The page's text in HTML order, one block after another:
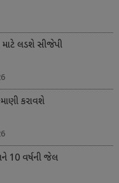
માટે લડશે સીજેપી
કરાવશે
10 વર્ષની જેલ